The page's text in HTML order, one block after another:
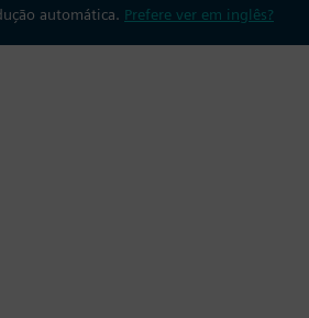
automática. Prefere ver em inglês?